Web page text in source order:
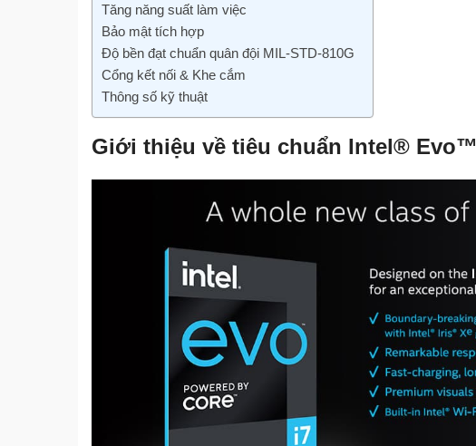
Tăng năng suất làm việc
Bảo mật tích hợp
Độ bền đạt chuẩn quân đội MIL-STD-810G
Cổng kết nối & Khe cắm
Thông số kỹ thuật
Giới thiệu về tiêu chuẩn Intel® Evo™